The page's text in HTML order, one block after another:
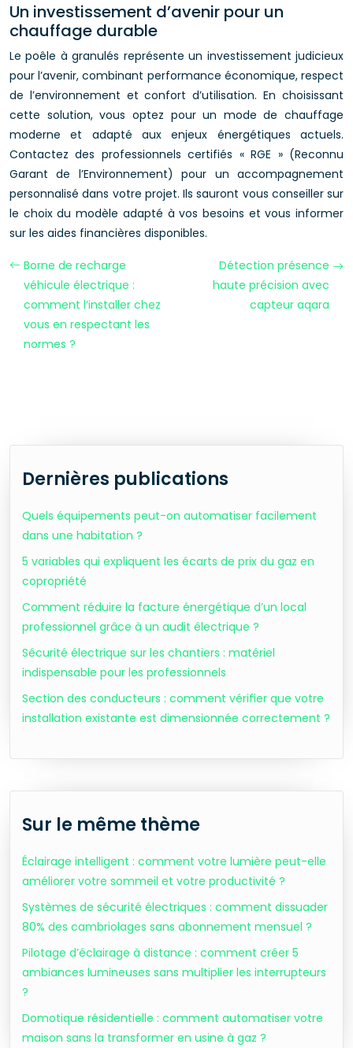
Un investissement d’avenir pour un
chauffage durable
Le poêle à granulés représente un investissement judicieux
pour l’avenir, combinant performance économique, respect
de l’environnement et confort d’utilisation. En choisissant
cette solution, vous optez pour un mode de chauffage
moderne et adapté aux enjeux énergétiques actuels.
Contactez des professionnels certifiés « RGE » (Reconnu
Garant de l’Environnement) pour un accompagnement
personnalisé dans votre projet. Ils sauront vous conseiller sur
le choix du modèle adapté à vos besoins et vous informer
sur les aides financières disponibles.
Borne de recharge
véhicule électrique :
comment l’installer chez
vous en respectant les
normes ?
Détection présence
haute précision avec
capteur aqara
Dernières publications
Quels équipements peut-on automatiser facilement
dans une habitation ?
5 variables qui expliquent les écarts de prix du gaz en
copropriété
Comment réduire la facture énergétique d’un local
professionnel grâce à un audit électrique ?
Sécurité électrique sur les chantiers : matériel
indispensable pour les professionnels
Section des conducteurs : comment vérifier que votre
installation existante est dimensionnée correctement ?
Sur le même thème
Éclairage intelligent : comment votre lumière peut-elle
améliorer votre sommeil et votre productivité ?
Systèmes de sécurité électriques : comment dissuader
80% des cambriolages sans abonnement mensuel ?
Pilotage d’éclairage à distance : comment créer 5
ambiances lumineuses sans multiplier les interrupteurs
?
Domotique résidentielle : comment automatiser votre
maison sans la transformer en usine à gaz ?